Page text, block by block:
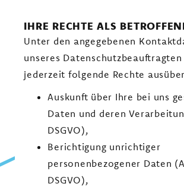
VIELFALT LEBEN
WOHNEN IM EIGENEN
AM LANDSCHAFTSPARK
IHRE RECHTE ALS
Unter den angegebenen
unseres Datenschutzbeauftragten
jederzeit folgende Rechte
Auskunft über Ihre bei uns
Daten und deren
DSGVO),
Berichtigung unrichtiger
personenbezogener Daten
DSGVO),